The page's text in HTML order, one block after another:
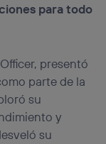
para todo
presentó
parte de la
su
y
su